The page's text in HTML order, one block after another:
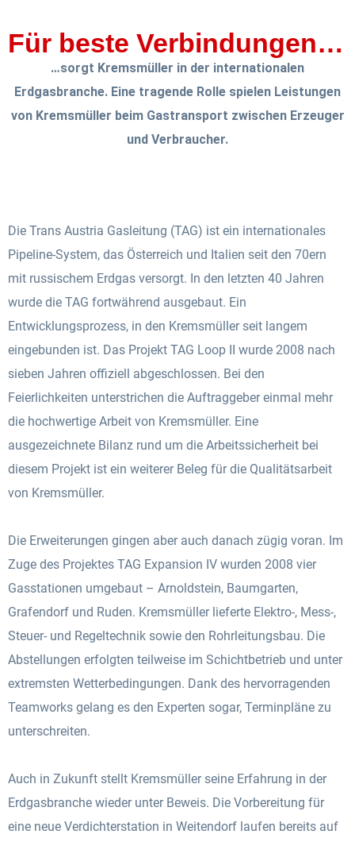
Für beste Verbindungen…
…sorgt Kremsmüller in der internationalen
Erdgasbranche. Eine tragende Rolle spielen Leistungen
von Kremsmüller beim Gastransport zwischen Erzeuger
und Verbraucher.
Die Trans Austria Gasleitung (TAG) ist ein internationales
Pipeline-System, das Österreich und Italien seit den 70ern
mit russischem Erdgas versorgt. In den letzten 40 Jahren
wurde die TAG fortwährend ausgebaut. Ein
Entwicklungsprozess, in den Kremsmüller seit langem
eingebunden ist. Das Projekt TAG Loop II wurde 2008 nach
sieben Jahren offiziell abgeschlossen. Bei den
Feierlichkeiten unterstrichen die Auftraggeber einmal mehr
die hochwertige Arbeit von Kremsmüller. Eine
ausgezeichnete Bilanz rund um die Arbeitssicherheit bei
diesem Projekt ist ein weiterer Beleg für die Qualitätsarbeit
von Kremsmüller.
Die Erweiterungen gingen aber auch danach zügig voran. Im
Zuge des Projektes TAG Expansion IV wurden 2008 vier
Gasstationen umgebaut – Arnoldstein, Baumgarten,
Grafendorf und Ruden. Kremsmüller lieferte Elektro-, Mess-,
Steuer- und Regeltechnik sowie den Rohrleitungsbau. Die
Abstellungen erfolgten teilweise im Schichtbetrieb und unter
extremsten Wetterbedingungen. Dank des hervorragenden
Teamworks gelang es den Experten sogar, Terminpläne zu
unterschreiten.
Auch in Zukunft stellt Kremsmüller seine Erfahrung in der
Erdgasbranche wieder unter Beweis. Die Vorbereitung für
eine neue Verdichterstation in Weitendorf laufen bereits auf